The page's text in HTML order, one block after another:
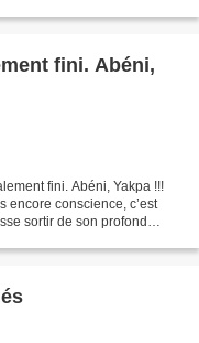
fini. Abéni,
fini. Abéni, Yakpa !!!
encore conscience, c’est
sortir de son profond